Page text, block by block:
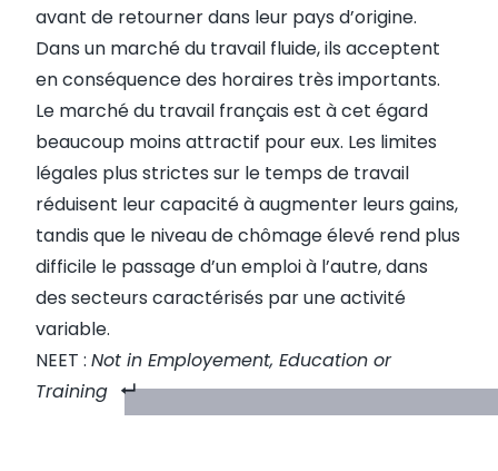
avant de retourner dans leur pays d’origine.
Dans un marché du travail fluide, ils acceptent
en conséquence des horaires très importants.
Le marché du travail français est à cet égard
beaucoup moins attractif pour eux. Les limites
légales plus strictes sur le temps de travail
réduisent leur capacité à augmenter leurs gains,
tandis que le niveau de chômage élevé rend plus
difficile le passage d’un emploi à l’autre, dans
des secteurs caractérisés par une activité
variable.
NEET : Not in Employement, Education or
Training